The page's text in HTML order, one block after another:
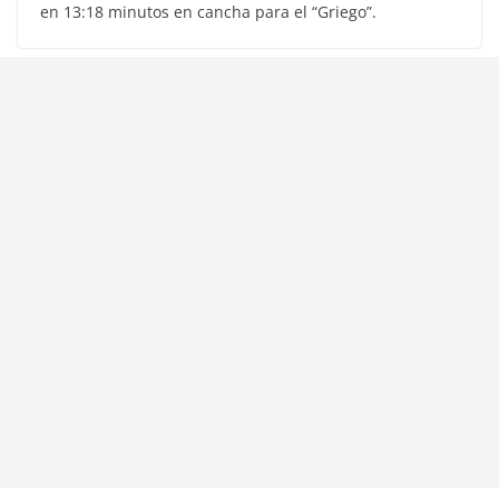
en 13:18 minutos en cancha para el “Griego”.